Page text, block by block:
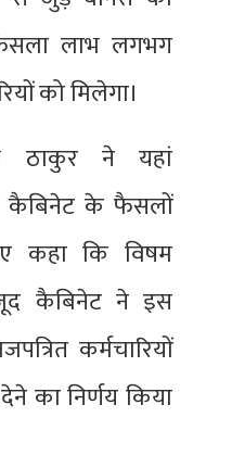
लाभ लगभग
को मिलेगा।
ठाकुर ने यहां
कैबिनेट के फैसलों
कहा कि विषम
कैबिनेट ने इस
कर्मचारियों
का निर्णय किया